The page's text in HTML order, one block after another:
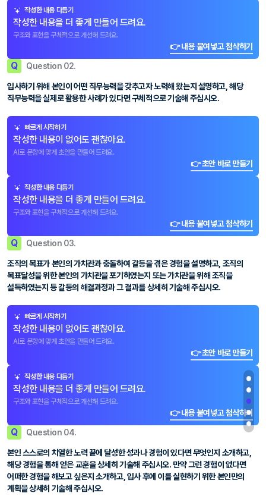
작성한 내용 다듬기
작성한 내용을 더 좋게 만들어 드려요.
구조와 표현을 구체적으로 개선해 드려요.
👉 내용 붙여넣고 첨삭하기
Q Question 02.
입사하기 위해 본인이 어떤 직무능력을 갖추고자 노력해 왔는지 설명하고, 해당
직무능력을 실제로 활용한 사례가 있다면 구체적으로 기술해 주십시오.
빠르게 시작하기
작성한 내용이 없어도 괜찮아요.
AI로 문항에 맞게 초안을 만들어 드려요.
👉 초안 바로 만들기
작성한 내용 다듬기
작성한 내용을 더 좋게 만들어 드려요.
구조와 표현을 구체적으로 개선해 드려요.
👉 내용 붙여넣고 첨삭하기
Q Question 03.
조직의 목표가 본인의 가치관과 충돌하여 갈등을 겪은 경험을 설명하고, 조직의
목표달성을 위한 본인의 가치관을 포기하였는지 또는 가치관을 위해 조직을
설득하였는지 등 갈등의 해결과정과 그 결과를 상세히 기술해 주십시오.
빠르게 시작하기
작성한 내용이 없어도 괜찮아요.
AI로 문항에 맞게 초안을 만들어 드려요.
👉 초안 바로 만들기
작성한 내용 다듬기
작성한 내용을 더 좋게 만들어 드려요.
구조와 표현을 구체적으로 개선해 드려요.
👉 내용 붙여넣고 첨삭하기
Q Question 04.
본인 스스로의 치열한 노력 끝에 달성한 성과나 경험이 있다면 무엇인지 소개하고,
해당 경험을 통해 얻은 교훈을 상세히 기술해 주십시오. 만약 그런 경험이 없다면
어떠한 경험을 해보고 싶은지 소개하고, 입사 후에 이를 실현하기 위한 본인만의
계획을 상세히 기술해 주십시오.